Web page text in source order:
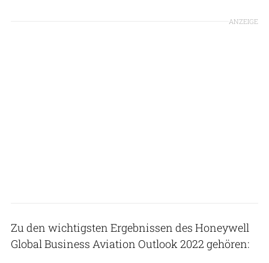
ANZEIGE
Zu den wichtigsten Ergebnissen des Honeywell
Global Business Aviation Outlook 2022 gehören: